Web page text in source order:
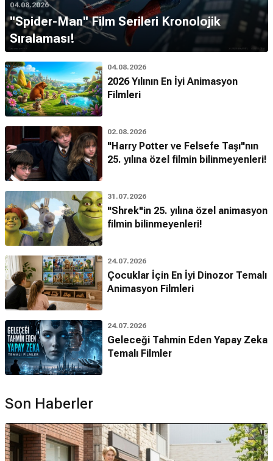
04.08.2026
''Spider-Man'' Film Serileri Kronolojik
Sıralaması!
04.08.2026
2026 Yılının En İyi Animasyon
Filmleri
02.08.2026
"Harry Potter ve Felsefe Taşı"nın
25. yılına özel filmin bilinmeyenleri!
31.07.2026
"Shrek"in 25. yılına özel animasyon
filmin bilinmeyenleri!
24.07.2026
Çocuklar İçin En İyi Dinozor Temalı
Animasyon Filmleri
24.07.2026
Geleceği Tahmin Eden Yapay Zeka
Temalı Filmler
Son Haberler